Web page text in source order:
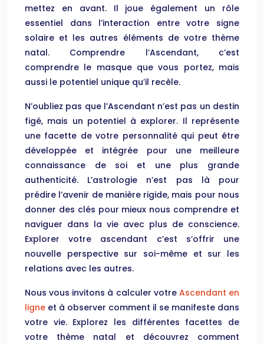
mettez en avant. Il joue également un rôle
essentiel dans l’interaction entre votre signe
solaire et les autres éléments de votre thème
natal. Comprendre l’Ascendant, c’est
comprendre le masque que vous portez, mais
aussi le potentiel unique qu’il recèle.
N’oubliez pas que l’Ascendant n’est pas un destin
figé, mais un potentiel à explorer. Il représente
une facette de votre personnalité qui peut être
développée et intégrée pour une meilleure
connaissance de soi et une plus grande
authenticité. L’astrologie n’est pas là pour
prédire l’avenir de manière rigide, mais pour nous
donner des clés pour mieux nous comprendre et
naviguer dans la vie avec plus de conscience.
Explorer votre ascendant c’est s’offrir une
nouvelle perspective sur soi-même et sur les
relations avec les autres.
Nous vous invitons à calculer votre Ascendant en
ligne et à observer comment il se manifeste dans
votre vie. Explorez les différentes facettes de
votre thème natal et découvrez comment